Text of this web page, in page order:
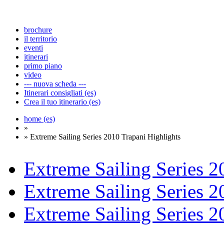
brochure
il territorio
eventi
itinerari
primo piano
video
--- nuova scheda ---
Itinerari consigliati (es)
Crea il tuo itinerario (es)
home (es)
»
» Extreme Sailing Series 2010 Trapani Highlights
Extreme Sailing Series
Extreme Sailing Series
Extreme Sailing Series